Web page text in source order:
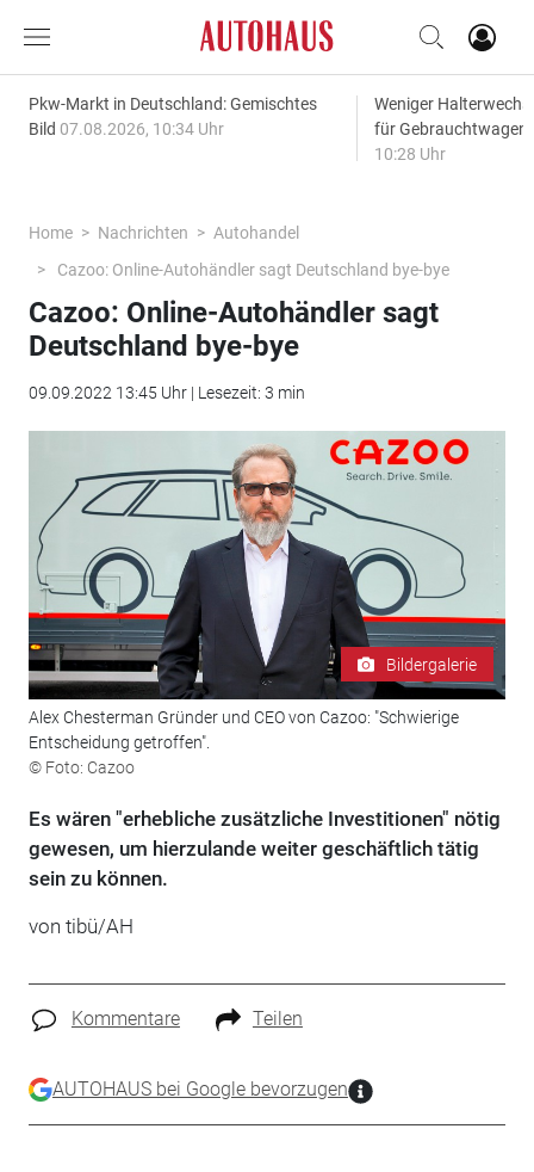
Pkw-Markt in Deutschland: Gemischtes
Bild 07.08.2026, 10:34 Uhr
Weniger
für
10:28 Uhr
Home Nachrichten
Autohandel
Cazoo: Online-Autohändler sagt Deutschland bye-bye
Cazoo: Online-Autohändler sagt
Deutschland bye-bye
09.09.2022 13:45 Uhr | Lesezeit: 3 min
Bildergalerie
Alex Chesterman Gründer und CEO von Cazoo: "Schwierige
Entscheidung getroffen".
© Foto: Cazoo
Es wären "erhebliche zusätzliche Investitionen" nötig
gewesen, um hierzulande weiter geschäftlich tätig
sein zu können.
von tibü/AH
Kommentare Teilen
AUTOHAUS bei Google bevorzugen